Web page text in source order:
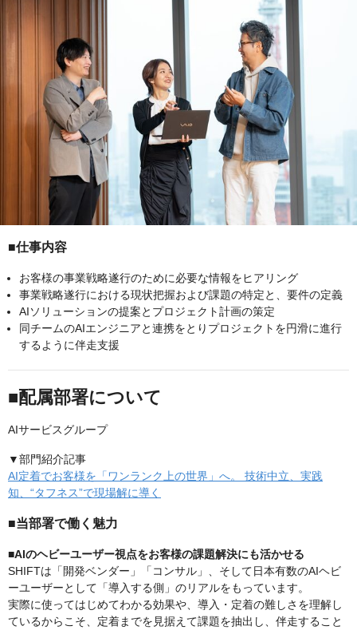
■仕事内容
お客様の事業戦略遂行のために必要な情報をヒアリング
事業戦略遂行における現状把握および課題の特定と、要件の定義
AIソリューションの提案とプロジェクト計画の策定
同チームのAIエンジニアと連携をとりプロジェクトを円滑に進行
するように伴走支援
■配属部署について
AIサービスグループ
▼部門紹介記事
AI定着でお客様を「ワンランク上の世界」へ。 技術中立、実践
知、“タフネス”で現場解に導く
■当部署で働く魅力
■AIのヘビーユーザー視点をお客様の課題解決にも活かせる
SHIFTは「開発ベンダー」「コンサル」、そして日本有数のAIヘビ
ーユーザーとして「導入する側」のリアルをもっています。
実際に使ってはじめてわかる効果や、導入・定着の難しさを理解し
ているからこそ、定着までを見据えて課題を抽出し、伴走すること